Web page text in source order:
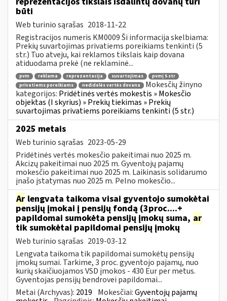
būti
Web turinio sąrašas 2018-11-22
Registracijos numeris KM0009 Ši informacija skelbiama:
Prekių suvartojimas privatiems poreikiams tenkinti (5
str.) Tuo atveju, kai reklamos tikslais kaip dovana
atiduodama prekė (ne reklaminė...
pvm reklama reprezentacija suvartojimas
pvmį 5 str
privatiems poreikiams
nedidelės vertės dovana
Mokesčių žinyno
kategorijos: Pridėtinės vertės mokestis » Mokesčio
objektas (I skyrius) » Prekių tiekimas » Prekių
suvartojimas privatiems poreikiams tenkinti (5 str.)
2025 metais
Web turinio sąrašas 2023-05-29
Pridėtinės vertės mokesčio pakeitimai nuo 2025 m.
Akcizų pakeitimai nuo 2025 m. Gyventojų pajamų
mokesčio pakeitimai nuo 2025 m. Laikinasis solidarumo
įnašo įstatymas nuo 2025 m. Pelno mokesčio...
Ar lengvata taikoma visai gyventojo sumokėtai
pensijų įmokai į pensijų fondą (3proc....+
papildomai sumokėta pensijų įmokų suma, ar
tik sumokėtai papildomai pensijų įmokų
Web turinio sąrašas 2019-03-12
Lengvata taikoma tik papildomai sumokėtų pensijų
įmokų sumai. Tarkime, 3 proc. gyventojo pajamų, nuo
kurių skaičiuojamos VSD įmokos - 430 Eur per metus.
Gyventojas pensijų bendrovei papildomai...
Metai (Archyvas): 2019 Mokesčiai:Gyventojų pajamų